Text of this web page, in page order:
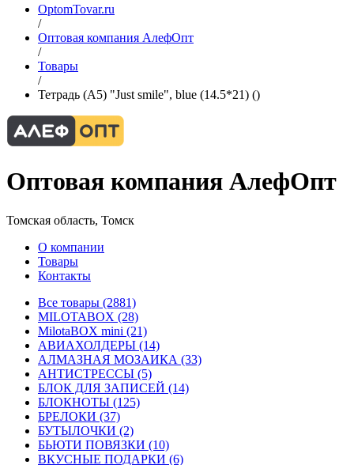
OptomTovar.ru
/
Оптовая компания АлефОпт
/
Товары
/
Тетрадь (A5) "Just smile", blue (14.5*21) ()
Оптовая компания АлефОпт
Томская область, Томск
О компании
Товары
Контакты
Все товары (2881)
MILOTABOX (28)
MilotaBOX mini (21)
АВИАХОЛДЕРЫ (14)
АЛМАЗНАЯ МОЗАИКА (33)
АНТИСТРЕССЫ (5)
БЛОК ДЛЯ ЗАПИСЕЙ (14)
БЛОКНОТЫ (125)
БРЕЛОКИ (37)
БУТЫЛОЧКИ (2)
БЬЮТИ ПОВЯЗКИ (10)
ВКУСНЫЕ ПОДАРКИ (6)